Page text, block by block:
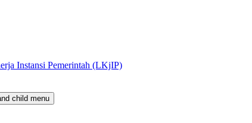
Instansi Pemerintah (LKjIP)
child menu